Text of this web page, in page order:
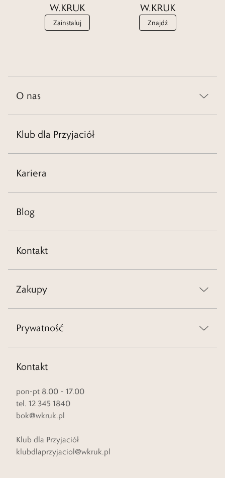
W.KRUK
Zainstaluj
W.KRUK
Znajdź
O nas
Klub dla Przyjaciół
Kariera
Blog
Kontakt
Zakupy
Prywatność
Kontakt
pon-pt 8.00 – 17.00
tel. 12 345 1840
bok@wkruk.pl
Klub dla Przyjaciół
klubdlaprzyjaciol@wkruk.pl